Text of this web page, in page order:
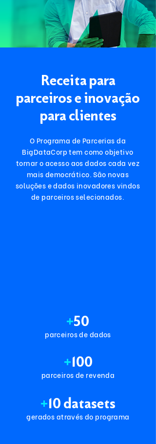
Receita para
parceiros e inovação
para clientes
O Programa de Parcerias da
BigDataCorp tem como objetivo
tornar o acesso aos dados cada vez
mais democrático. São novas
soluções e dados inovadores vindos
de parceiros selecionados.
+50
parceiros de dados
+100
parceiros de revenda
+10 datasets
gerados através do programa